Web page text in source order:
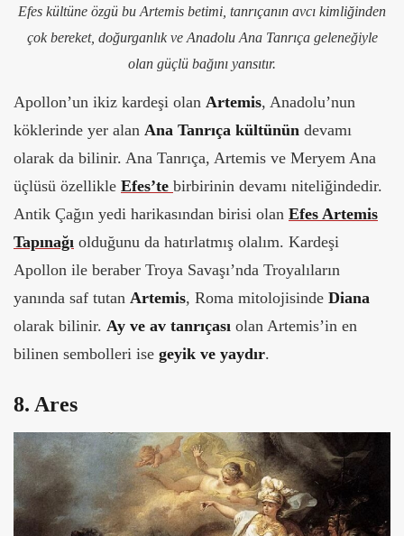
Efes kültüne özgü bu Artemis betimi, tanrıçanın avcı kimliğinden
çok bereket, doğurganlık ve Anadolu Ana Tanrıça geleneğiyle
olan güçlü bağını yansıtır.
Apollon’un ikiz kardeşi olan Artemis, Anadolu’nun
köklerinde yer alan Ana Tanrıça kültünün devamı
olarak da bilinir. Ana Tanrıça, Artemis ve Meryem Ana
üçlüsü özellikle Efes’te birbirinin devamı niteliğindedir.
Antik Çağın yedi harikasından birisi olan Efes Artemis
Tapınağı olduğunu da hatırlatmış olalım. Kardeşi
Apollon ile beraber Troya Savaşı’nda Troyalıların
yanında saf tutan Artemis, Roma mitolojisinde Diana
olarak bilinir. Ay ve av tanrıçası olan Artemis’in en
bilinen sembolleri ise geyik ve yaydır.
8. Ares